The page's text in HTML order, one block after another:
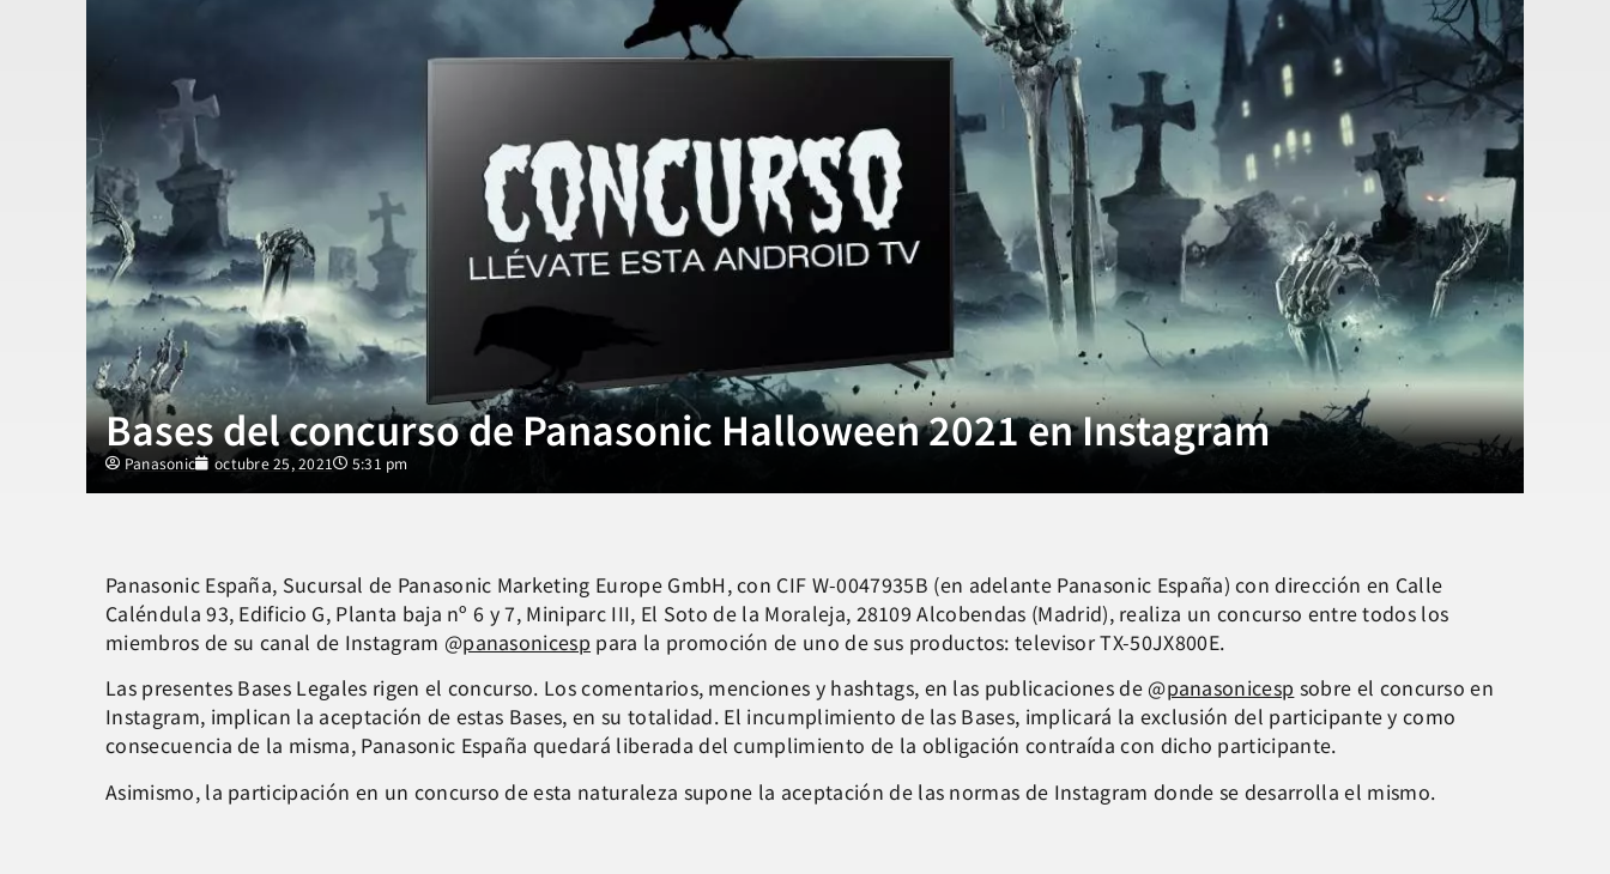
Bases del concurso de Panasonic Halloween 2021 en Instagram
Panasonic octubre 25, 2021 5:31 pm
Panasonic España, Sucursal de Panasonic Marketing Europe GmbH, con CIF W-0047935B (en adelante Panasonic España) con dirección en Calle
Caléndula 93, Edificio G, Planta baja nº 6 y 7, Miniparc III, El Soto de la Moraleja, 28109 Alcobendas (Madrid), realiza un concurso entre todos los
miembros de su canal de Instagram @panasonicesp para la promoción de uno de sus productos: televisor TX-50JX800E.
Las presentes Bases Legales rigen el concurso. Los comentarios, menciones y hashtags, en las publicaciones de @panasonicesp sobre el concurso en
Instagram, implican la aceptación de estas Bases, en su totalidad. El incumplimiento de las Bases, implicará la exclusión del participante y como
consecuencia de la misma, Panasonic España quedará liberada del cumplimiento de la obligación contraída con dicho participante.
Asimismo, la participación en un concurso de esta naturaleza supone la aceptación de las normas de Instagram donde se desarrolla el mismo.